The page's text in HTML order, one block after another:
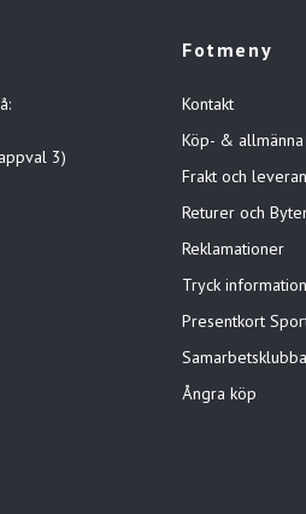
3)
Fotmeny
Kontakt
Köp- &
Frakt och
Returer och
Reklamationer
Tryck information
Presentkort
Ångra köp